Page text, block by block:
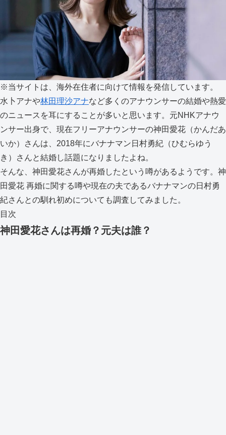
※当サイトは、海外在住者に向けて情報を発信しています。
水卜アナや林田理沙アナなど多くのアナウンサーの結婚や熱愛
のニュースを耳にすることが多いと思います。元NHKアナウ
ンサー出身で、現在フリーアナウンサーの神田愛花（かんだあ
いか）さんは、2018年にバナナマン日村勇紀（ひむらゆう
き）さんと結婚し話題になりましたよね。
そんな、神田愛花さんが再婚したという噂があるようです。神
田愛花 再婚に関する噂や現在の夫であるバナナマンの日村勇
紀さんとの馴れ初めについても調査してみました。
目次
神田愛花さんは再婚？元夫は誰？